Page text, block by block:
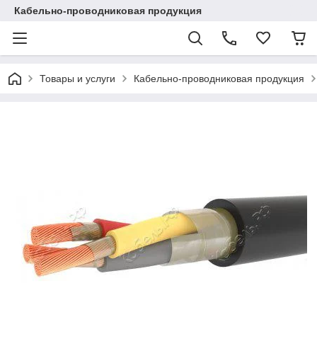
Кабельно-проводниковая продукция
Товары и услуги Кабельно-проводниковая продукция